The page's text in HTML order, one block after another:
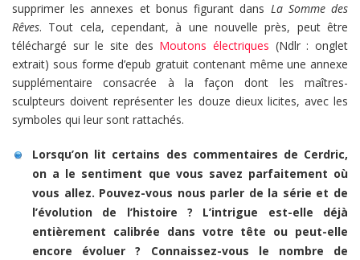
supprimer les annexes et bonus figurant dans La Somme des
Rêves. Tout cela, cependant, à une nouvelle près, peut être
téléchargé sur le site des Moutons électriques (Ndlr : onglet
extrait) sous forme d’epub gratuit contenant même une annexe
supplémentaire consacrée à la façon dont les maîtres-
sculpteurs doivent représenter les douze dieux licites, avec les
symboles qui leur sont rattachés.
Lorsqu’on lit certains des commentaires de Cerdric,
on a le sentiment que vous savez parfaitement où
vous allez. Pouvez-vous nous parler de la série et de
l’évolution de l’histoire ? L’intrigue est-elle déjà
entièrement calibrée dans votre tête ou peut-elle
encore évoluer ? Connaissez-vous le nombre de